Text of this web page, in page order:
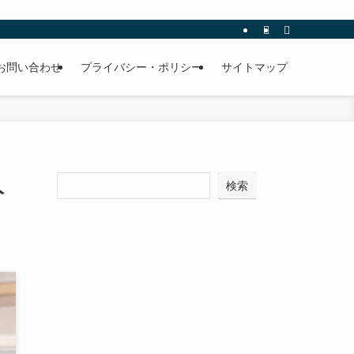
問い合わせ プライバシー・ポリシー サイトマップ
検索